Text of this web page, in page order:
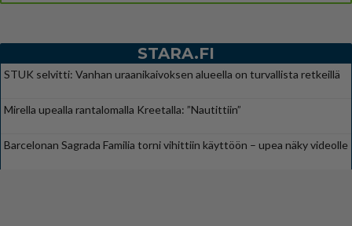
STARA.FI
STUK selvitti: Vanhan uraanikaivoksen alueella on turvallista retkeillä
Mirella upealla rantalomalla Kreetalla: ”Nautittiin”
Barcelonan Sagrada Familia torni vihittiin käyttöön – upea näky videolle